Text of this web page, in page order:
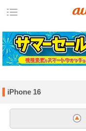
iPhone 16